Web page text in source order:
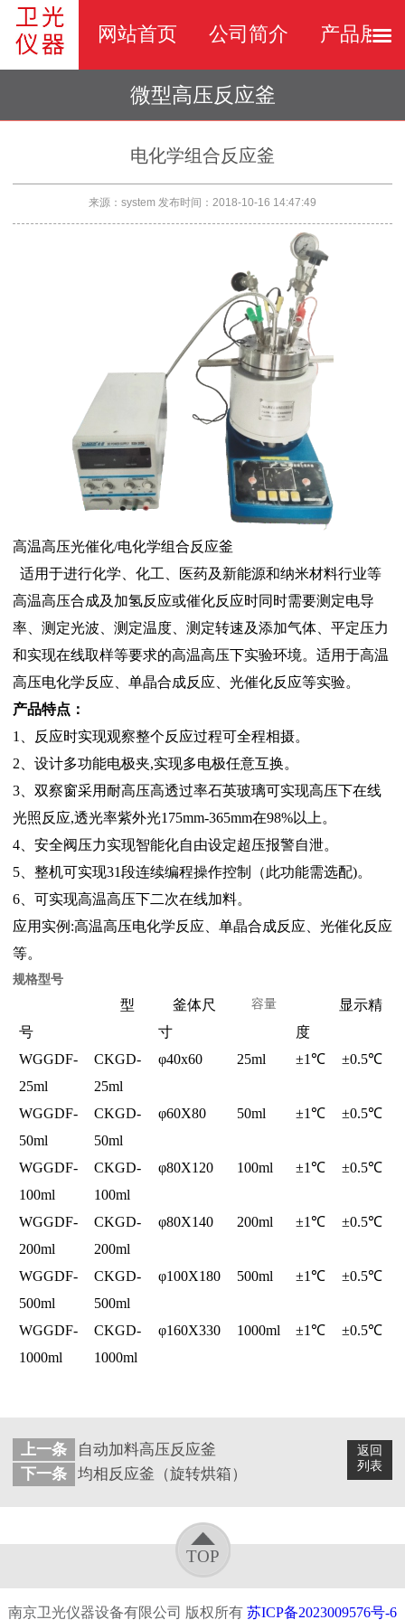
网站首页 公司简介 产品展示
微型高压反应釜
电化学组合反应釜
来源：system 发布时间：2018-10-16 14:47:49
高温高压光催化/电化学组合反应釜
适用于进行化学、化工、医药及新能源和纳米材料行业等
高温高压合成及加氢反应或催化反应时同时需要测定电导
率、测定光波、测定温度、测定转速及添加气体、平定压力
和实现在线取样等要求的高温高压下实验环境。适用于高温
高压电化学反应、单晶合成反应、光催化反应等实验。
产品特点：
1、反应时实现观察整个反应过程可全程相摄。
2、设计多功能电极夹,实现多电极任意互换。
3、双察窗采用耐高压高透过率石英玻璃可实现高压下在线
光照反应,透光率紫外光175mm-365mm在98%以上。
4、安全阀压力实现智能化自由设定超压报警自泄。
5、整机可实现31段连续编程操作控制（此功能需选配)。
6、可实现高温高压下二次在线加料。
应用实例:高温高压电化学反应、单晶合成反应、光催化反应
等。
规格型号
型
号
釜体尺
寸
容量
显示精
度
WGGDF-
25ml
CKGD-
25ml
φ40x60 25ml ±1 ℃ ±0.5℃
WGGDF-
50ml
CKGD-
50ml
φ60X80 50ml ±1 ℃ ±0.5℃
WGGDF-
100ml
CKGD-
100ml
φ80X120 100ml ±1 ℃ ±0.5℃
WGGDF-
200ml
CKGD-
200ml
φ80X140 200ml ±1℃ ±0.5℃
WGGDF-
500ml
CKGD-
500ml
φ100X180 500ml ±1 ℃ ±0.5℃
WGGDF-
1000ml
CKGD-
1000ml
φ160X330 1000ml ±1 ℃ ±0.5℃
返回
列表
上一条 自动加料高压反应釜
下一条 均相反应釜（旋转烘箱）
TOP
南京卫光仪器设备有限公司 版权所有 苏ICP备2023009576号-6